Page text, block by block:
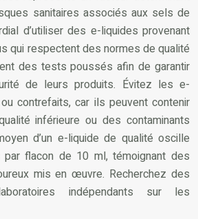
sanitaires associés aux sels de
d’utiliser des e-liquides provenant
qui respectent des normes de qualité
des tests poussés afin de garantir
de leurs produits. Évitez les e-
contrefaits, car ils peuvent contenir
inférieure ou des contaminants
d’un e-liquide de qualité oscille
flacon de 10 ml, témoignant des
mis en œuvre. Recherchez des
indépendants sur les